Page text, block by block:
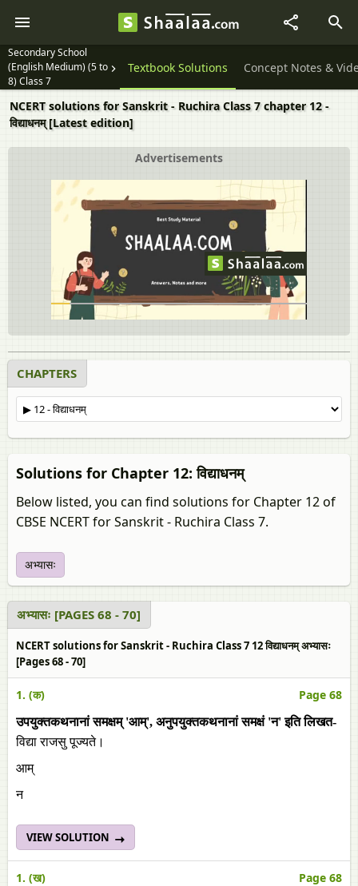
Secondary School
(English Medium) (5 to
8) Class 7
Textbook Solutions Concept Notes &
NCERT solutions for Sanskrit - Ruchira Class 7 chapter 12 -
विद्याधनम् [Latest edition]
Advertisements
CHAPTERS
Solutions for Chapter 12: विद्याधनम्
Below listed, you can find solutions for Chapter 12 of
CBSE NCERT for Sanskrit - Ruchira Class 7.
अभ्यासः
अभ्यासः [PAGES 68 - 70]
NCERT solutions for Sanskrit - Ruchira Class 7 12 विद्याधनम् अभ्यासः
[Pages 68 - 70]
1. (क) Page 68
उपयुक्तकथनानां समक्षम् 'आम्', अनुपयुक्तकथनानां समक्षं 'न' इति लिखत-
विद्या राजसु पूज्यते।
आम्
न
VIEW SOLUTION
1. (ख) Page 68